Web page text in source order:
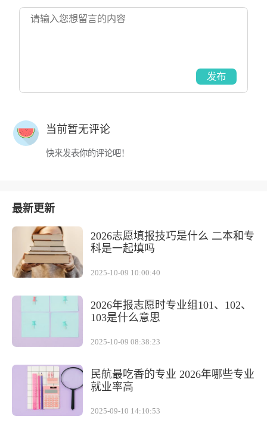
发布
当前暂无评论
快来发表你的评论吧！
最新更新
2026志愿填报技巧是什么 二本和专
科是一起填吗
2025-10-09 10:00:40
2026年报志愿时专业组101、102、
103是什么意思
2025-10-09 08:38:23
民航最吃香的专业 2026年哪些专业
就业率高
2025-09-10 14:10:53